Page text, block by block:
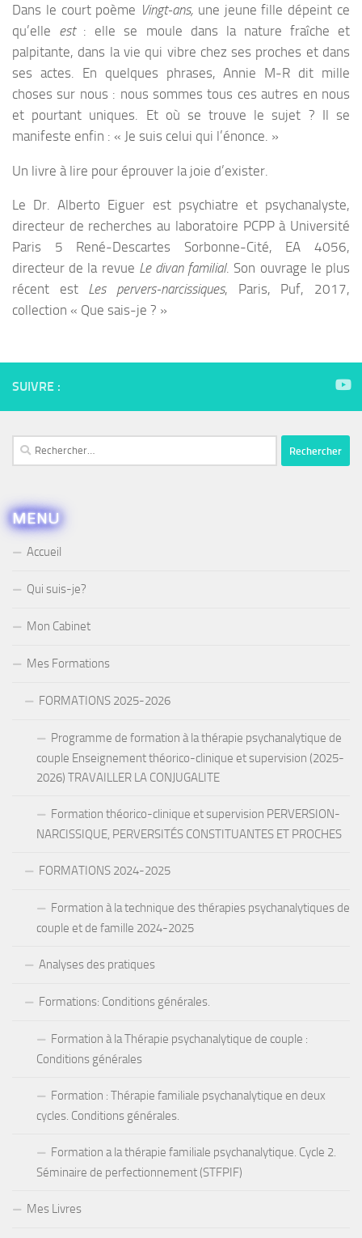
Dans le court poème Vingt-ans, une jeune fille dépeint ce
qu’elle est : elle se moule dans la nature fraîche et
palpitante, dans la vie qui vibre chez ses proches et dans
ses actes. En quelques phrases, Annie M-R dit mille
choses sur nous : nous sommes tous ces autres en nous
et pourtant uniques. Et où se trouve le sujet ? Il se
manifeste enfin : « Je suis celui qui l’énonce. »
Un livre à lire pour éprouver la joie d’exister.
Le Dr. Alberto Eiguer est psychiatre et psychanalyste,
directeur de recherches au laboratoire PCPP à Université
Paris 5 René-Descartes Sorbonne-Cité, EA 4056,
directeur de la revue Le divan familial. Son ouvrage le plus
récent est Les pervers-narcissiques, Paris, Puf, 2017,
collection « Que sais-je ? »
SUIVRE :
Rechercher :
MENU
Accueil
Qui suis-je?
Mon Cabinet
Mes Formations
FORMATIONS 2025-2026
Programme de formation à la thérapie psychanalytique de
couple Enseignement théorico-clinique et supervision (2025-
2026) TRAVAILLER LA CONJUGALITE
Formation théorico-clinique et supervision PERVERSION-
NARCISSIQUE, PERVERSITÉS CONSTITUANTES ET PROCHES
FORMATIONS 2024-2025
Formation à la technique des thérapies psychanalytiques de
couple et de famille 2024-2025
Analyses des pratiques
Formations: Conditions générales.
Formation à la Thérapie psychanalytique de couple :
Conditions générales
Formation : Thérapie familiale psychanalytique en deux
cycles. Conditions générales.
Formation a la thérapie familiale psychanalytique. Cycle 2.
Séminaire de perfectionnement (STFPIF)
Mes Livres